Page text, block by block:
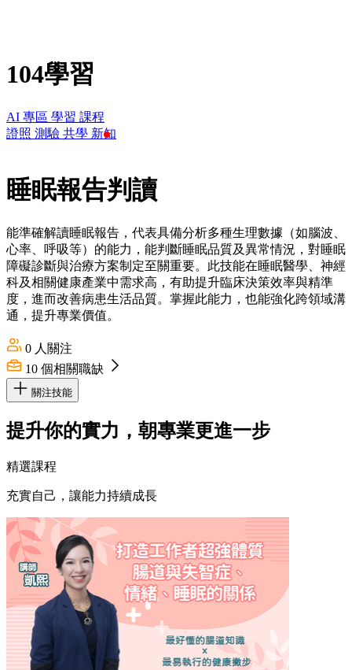
104學習
AI 專區 學習 課程
證照 測驗 共學 新知
睡眠報告判讀
能準確解讀睡眠報告，代表具備分析多種生理數據（如腦波、
心率、呼吸等）的能力，能判斷睡眠品質及異常情況，對睡眠
障礙診斷與治療方案制定至關重要。此技能在睡眠醫學、神經
科及相關健康產業中需求高，有助提升臨床決策效率與精準
度，進而改善病患生活品質。掌握此能力，也能強化跨領域溝
通，提升專業價值。
0 人關注
10 個相關職缺
關注技能
提升你的實力，朝專業更進一步
精選課程
充實自己，讓能力持續成長